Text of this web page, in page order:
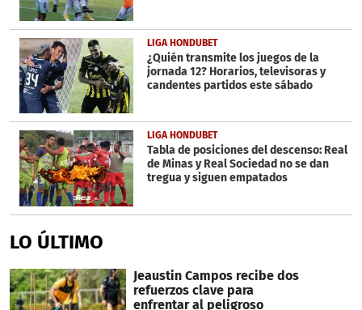
LIGA HONDUBET
¿Quién transmite los juegos de la
jornada 12? Horarios, televisoras y
candentes partidos este sábado
LIGA HONDUBET
Tabla de posiciones del descenso: Real
de Minas y Real Sociedad no se dan
tregua y siguen empatados
LO ÚLTIMO
Jeaustin Campos recibe dos
refuerzos clave para
enfrentar al peligroso